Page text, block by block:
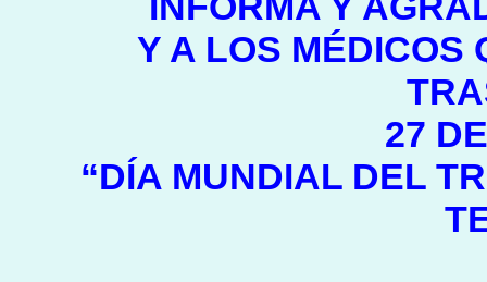
Y A LOS MÉDICOS
27
“DÍA MUNDIAL DEL